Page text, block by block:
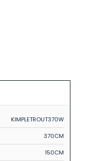
KIMPLETROUT370W
370CM
150CM